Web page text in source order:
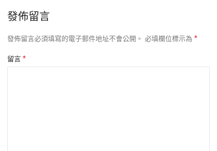
發佈留言
發佈留言必須填寫的電子郵件地址不會公開。 必填欄位標示為 *
留言 *